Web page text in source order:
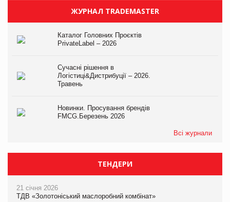
ЖУРНАЛ TRADEMASTER
Каталог Головних Проєктів
PrivateLabel – 2026
Сучасні рішення в
Логістиці&Дистрибуції – 2026.
Травень
Новинки. Просування брендів
FMCG.Березень 2026
Всі журнали
ТЕНДЕРИ
21 січня 2026
ТДВ «Золотоніський маслоробний комбінат»